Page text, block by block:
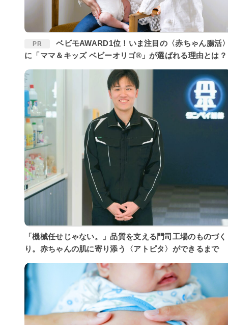
PR
ベビモAWARD1位！いま注目の〈赤ちゃん腸活〉
に「ママ＆キッズ ベビーオリゴ®」が選ばれる理由とは？
「機械任せじゃない。」品質を支える門司工場のものづく
り。赤ちゃんの肌に寄り添う〈アトピタ〉ができるまで